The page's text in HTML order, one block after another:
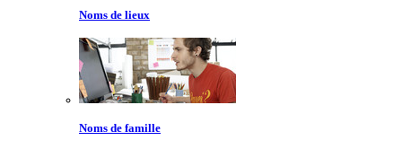
Noms de lieux
Noms de famille